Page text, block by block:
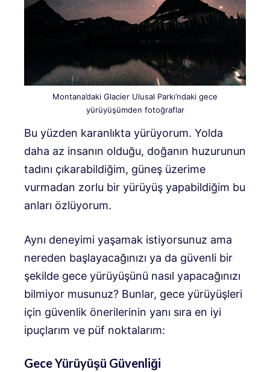
Montana’daki Glacier Ulusal Parkı’ndaki gece
yürüyüşümden fotoğraflar
Bu yüzden karanlıkta yürüyorum. Yolda
daha az insanın olduğu, doğanın huzurunun
tadını çıkarabildiğim, güneş üzerime
vurmadan zorlu bir yürüyüş yapabildiğim bu
anları özlüyorum.
Aynı deneyimi yaşamak istiyorsunuz ama
nereden başlayacağınızı ya da güvenli bir
şekilde gece yürüyüşünü nasıl yapacağınızı
bilmiyor musunuz? Bunlar, gece yürüyüşleri
için güvenlik önerilerinin yanı sıra en iyi
ipuçlarım ve püf noktalarım:
Gece Yürüyüşü Güvenliği